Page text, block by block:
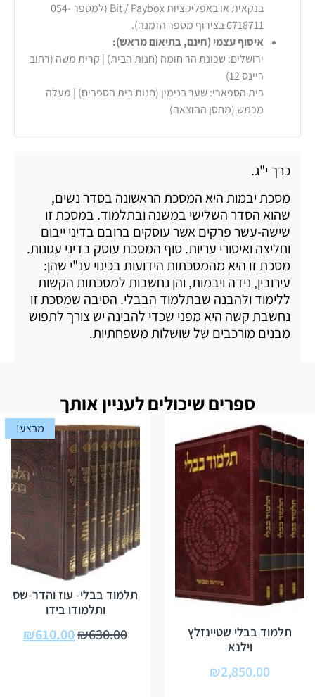
בנקאית או באפליקציות Bit / Paybox (למספר 054-
6718711 בצירוף מספר הזמנה).
איסוף עצמי (חינם, בתיאום מראש):
ירושלים: שכונת הר חומה (חנות הבית) | קרית משה (רחוב
ריינס 12)
בית הספארי: שער בנימין (חנות בית הספרים) | מעלה
מכמש (מחסן ההוצאה)
כרך י"ג.
מסכת יבמות היא המסכת הראשונה בסדר נשים,
שהוא הסדר השלישי במשנה ובתלמוד. במסכת זו
שישה-עשר פרקים אשר עוסקים ברובם בדיני ייבום
וחליצה ואיסורי עריות. סוף המסכת עוסק בדיני עגונות.
מסכת זו היא מהמסכתות הידועות בכינוי ענ"י שהן:
עירובין, נידה ויבמות, והן נחשבות למסכתות הקשות
ללימוד ולהבנה שבתלמוד הבבלי. הסיבה שמסכת זו
נחשבת קשה היא מפני שכדי להבינה יש צורך לתפוש
מבנים מורכבים של שושלות משפחתיות.
ספרים שיכולים לעניין אותך
תלמוד בבלי שטיינזלץ
וילנא
₪2,850.00
מבצע!
תלמוד בבלי- עוז והדר-שס
ותלמודו בידו
₪630.00
₪610.00